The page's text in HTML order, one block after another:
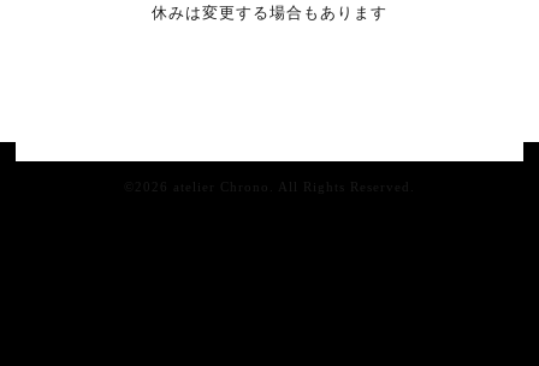
休みは変更する場合もあります
©2026 atelier Chrono . All Rights Reserved.